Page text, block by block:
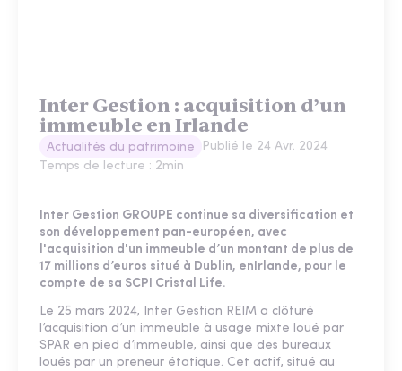
Inter Gestion : acquisition d’un
immeuble en Irlande
Actualités du patrimoine Publié le 24 Avr. 2024
Temps de lecture : 2min
Inter Gestion GROUPE continue sa diversification et
son développement pan-européen, avec
l'acquisition d'un immeuble d’un montant de plus de
17 millions d’euros situé à Dublin, enIrlande, pour le
compte de sa SCPI Cristal Life.
Le 25 mars 2024, Inter Gestion REIM a clôturé
l’acquisition d’un immeuble à usage mixte loué par
SPAR en pied d’immeuble, ainsi que des bureaux
loués par un preneur étatique. Cet actif, situé au